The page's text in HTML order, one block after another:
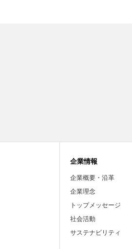
企業情報
企業概要・沿革
企業理念
トップメッセージ
社会活動
サステナビリティ